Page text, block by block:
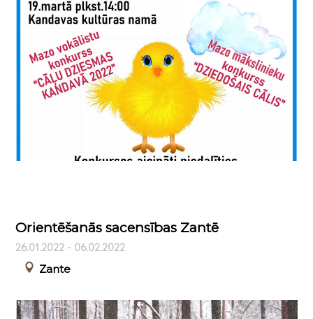
Orientēšanās sacensības Zantē
26.01.2022 - 06.02.2022
Zante